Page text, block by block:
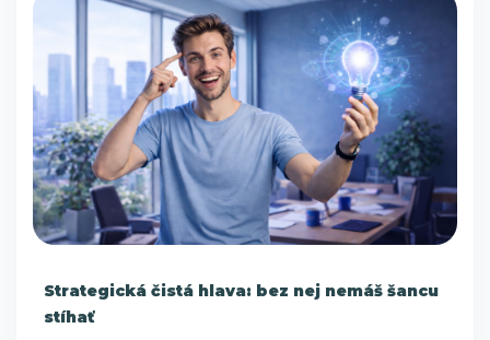
Strategická čistá hlava: bez nej nemáš šancu
stíhať